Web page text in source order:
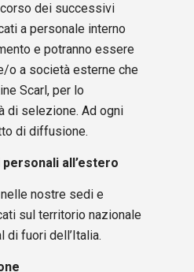
dei successivi
a personale interno
e potranno essere
o a società esterne che
Scarl, per lo
di selezione. Ad ogni
di diffusione.
all’estero
nostre sedi e
sul territorio nazionale
di fuori dell’Italia.